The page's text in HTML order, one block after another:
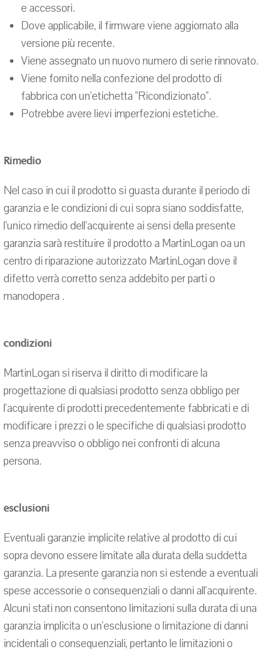
e accessori.
Dove applicabile, il firmware viene aggiornato alla
versione più recente.
Viene assegnato un nuovo numero di serie rinnovato.
Viene fornito nella confezione del prodotto di
fabbrica con un'etichetta "Ricondizionato".
Potrebbe avere lievi imperfezioni estetiche.
Rimedio
Nel caso in cui il prodotto si guasta durante il periodo di
garanzia e le condizioni di cui sopra siano soddisfatte,
l'unico rimedio dell'acquirente ai sensi della presente
garanzia sarà restituire il prodotto a MartinLogan oa un
centro di riparazione autorizzato MartinLogan dove il
difetto verrà corretto senza addebito per parti o
manodopera .
condizioni
MartinLogan si riserva il diritto di modificare la
progettazione di qualsiasi prodotto senza obbligo per
l'acquirente di prodotti precedentemente fabbricati e di
modificare i prezzi o le specifiche di qualsiasi prodotto
senza preavviso o obbligo nei confronti di alcuna
persona.
esclusioni
Eventuali garanzie implicite relative al prodotto di cui
sopra devono essere limitate alla durata della suddetta
garanzia. La presente garanzia non si estende a eventuali
spese accessorie o consequenziali o danni all'acquirente.
Alcuni stati non consentono limitazioni sulla durata di una
garanzia implicita o un'esclusione o limitazione di danni
incidentali o consequenziali, pertanto le limitazioni o